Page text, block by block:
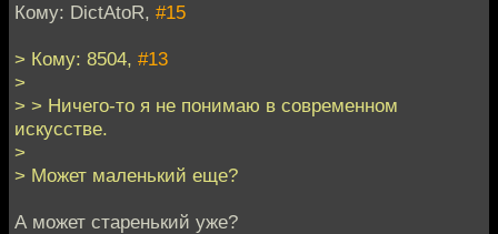
Кому: DictAtoR, #15
> Кому: 8504, #13
>
> > Ничего-то я не понимаю в современном
искусстве.
>
> Может маленький еще?
А может старенький уже?